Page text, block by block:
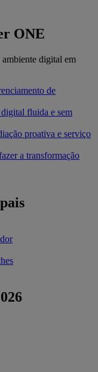
ONE
digital em
de
fluida e sem
proativa e serviço
a transformação